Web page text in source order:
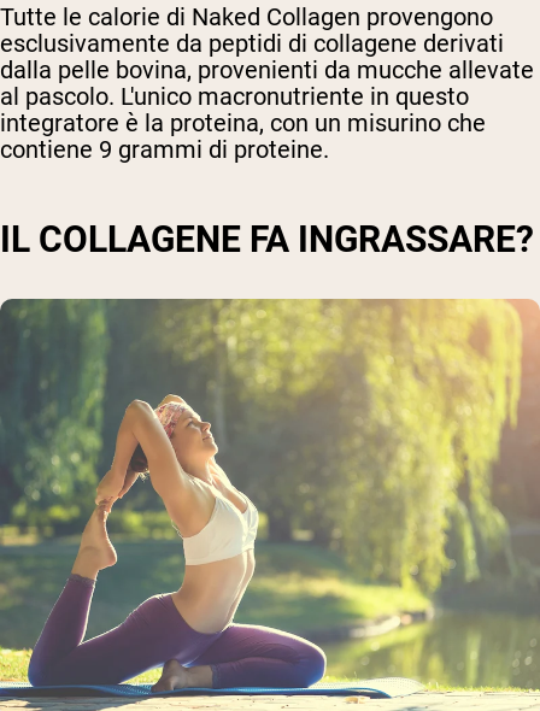
Tutte le calorie di Naked Collagen provengono
esclusivamente da peptidi di collagene derivati
dalla pelle bovina, provenienti da mucche allevate
al pascolo. L'unico macronutriente in questo
integratore è la proteina, con un misurino che
contiene 9 grammi di proteine.
IL COLLAGENE FA INGRASSARE?